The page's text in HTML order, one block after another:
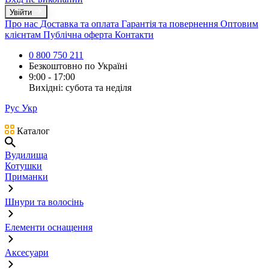
Увійти
Про нас Доставка та оплата Гарантія та повернення Оптовим
клієнтам Публічна оферта Контакти
0 800 750 211
Безкоштовно по Україні
9:00 - 17:00
Вихідні: субота та неділя
Рус Укр
Каталог
Вудилища
Котушки
Приманки
Шнури та волосінь
Елементи оснащення
Аксесуари